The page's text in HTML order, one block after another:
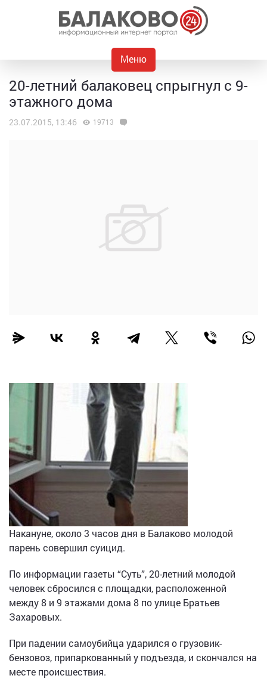
Меню
20-летний балаковец спрыгнул с 9-
этажного дома
23.07.2015, 13:46 19713
Накануне, около 3 часов дня в Балаково молодой
парень совершил суицид.
По информации газеты “Суть”, 20-летний молодой
человек сбросился с площадки, расположенной
между 8 и 9 этажами дома 8 по улице Братьев
Захаровых.
При падении самоубийца ударился о грузовик-
бензовоз, припаркованный у подъезда, и скончался на
месте происшествия.